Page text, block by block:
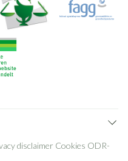
disclaimer Cookies ODR-